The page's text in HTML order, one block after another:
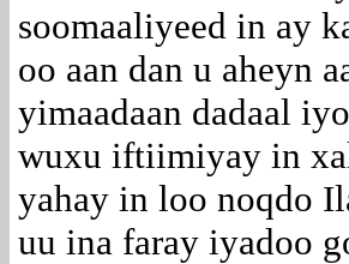
soomaaliyeed in ay
oo aan dan u aheyn
yimaadaan dadaal
wuxu iftiimiyay in
yahay in loo noqdo
uu ina faray iyadoo